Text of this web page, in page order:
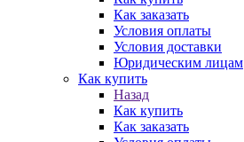
Как заказать
Условия оплаты
Условия доставки
Юридическим лицам
Как купить
Назад
Как купить
Как заказать